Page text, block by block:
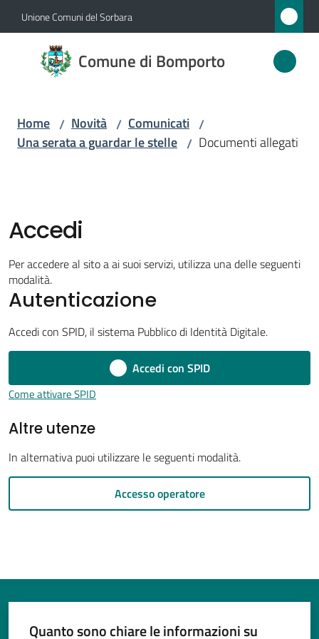
Vai al contenuto
Vai alla navigazione
Vai al footer
Unione Comuni del Sorbara
Comune di Bomporto
Comune
di
Amministrazione
Servizi
Vivere
Bomporto
Tutti
argomenti...
su
Home / Novità / Comunicati /
Una serata a guardar le stelle / Documenti allegati
Accedi
Per accedere al sito a ai suoi servizi, utilizza una delle seguenti
modalità.
Autenticazione
Accedi con SPID, il sistema Pubblico di Identità Digitale.
Accedi con SPID
Come attivare SPID
Altre utenze
In alternativa puoi utilizzare le seguenti modalità.
Accesso operatore
Quanto sono chiare le informazioni su